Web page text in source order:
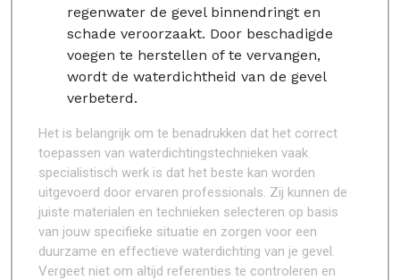
regenwater de gevel binnendringt en
schade veroorzaakt. Door beschadigde
voegen te herstellen of te vervangen,
wordt de waterdichtheid van de gevel
verbeterd.
Het is belangrijk om te benadrukken dat het correct
toepassen van waterdichtingstechnieken vaak
specialistisch werk is dat het beste kan worden
uitgevoerd door ervaren professionals. Zij kunnen de
juiste materialen en technieken selecteren op basis
van jouw specifieke situatie en zorgen voor een
duurzame en effectieve waterdichting van je gevel.
Vergeet niet om altijd referenties te controleren en